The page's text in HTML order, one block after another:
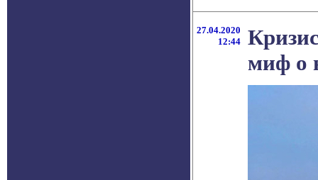
27.04.2020
12:44
миф о